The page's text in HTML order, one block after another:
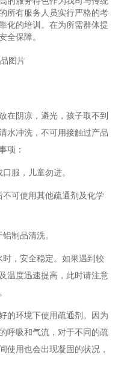
所有服务人员实行严格的考
化的培训。在为所需群体提
全保障。
在阴凉，避光，孩子取不到
水冲洗，不可用接触过产品
项：
服，儿童勿进。
可使用其他疏通剂及化学
制品清洗。
，安全稳定。如果遇到较
温度迅速提高，此时请注意
环境下使用疏通剂。因为
呼吸和气流，对于不同的疏
使用也会出现凝固的状况，